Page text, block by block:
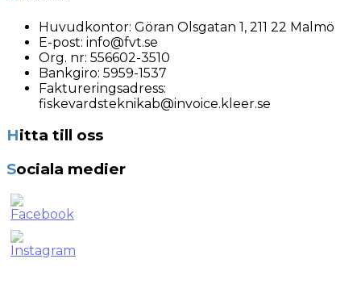
Huvudkontor: Göran Olsgatan 1, 211 22 Malmö
E-post: info@fvt.se
Org. nr: 556602-3510
Bankgiro: 5959-1537
Faktureringsadress:
fiskevardsteknikab@invoice.kleer.se
Hitta till oss
Sociala medier